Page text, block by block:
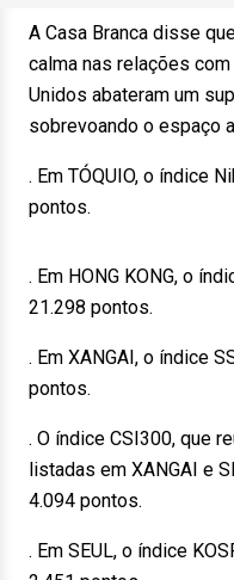
A Casa Branca disse
calma nas relações
Unidos abateram um
sobrevoando o espaço
. Em TÓQUIO, o índice
pontos.
. Em HONG KONG, o
21.298 pontos.
. Em XANGAI, o índice
pontos.
. O índice CSI300, que
listadas em XANGAI e
4.094 pontos.
. Em SEUL, o índice